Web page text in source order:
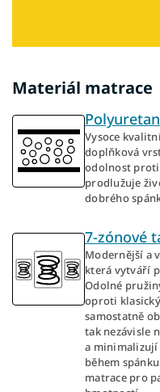
Materiál matrace
Vysoce
doplňková
odolnost proti
prodlužuje
dobrého
7-zónové
Modernější a
která vytváří
Odolné
oproti
samostatně
tak nezávisle
a minimalizují
během
matrace pro